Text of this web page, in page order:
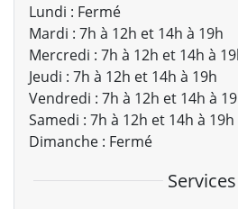
Lundi : Fermé
Mardi : 7h à 12h et 14h à 19h
Mercredi : 7h à 12h et 14h à
Jeudi : 7h à 12h et 14h à 19h
Vendredi : 7h à 12h et 14h à
Samedi : 7h à 12h et 14h à 19h
Dimanche : Fermé
Services